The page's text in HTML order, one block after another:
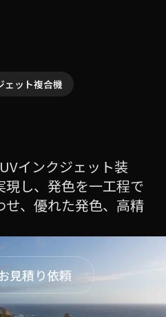
ェット複合機
インクジェット装
し、発色を一工程で
、優れた発色、高精
見積り依頼